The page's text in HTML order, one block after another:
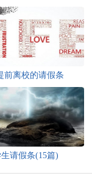
前离校的请假条
请假条(15篇)